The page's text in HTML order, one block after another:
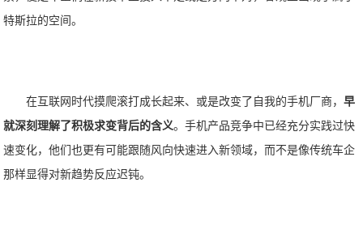
特斯拉的空间。
在互联网时代摸爬滚打成长起来、或是改变了自我的手机厂商，早
就深刻理解了积极求变背后的含义。手机产品竞争中已经充分实践过快
速变化，他们也更有可能跟随风向快速进入新领域，而不是像传统车企
那样显得对新趋势反应迟钝。